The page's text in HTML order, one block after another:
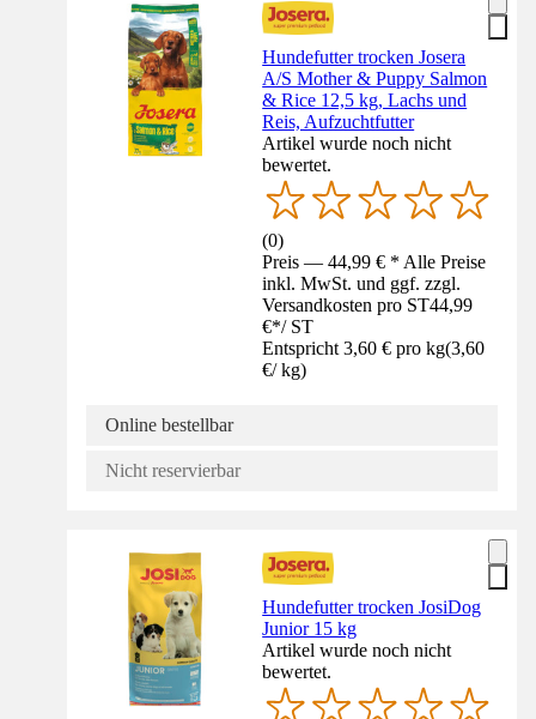
Hundefutter trocken Josera
A/S Mother & Puppy Salmon
& Rice 12,5 kg, Lachs und
Reis, Aufzuchtfutter
Artikel wurde noch nicht
bewertet.
(0)
Preis — 44,99 € * Alle Preise
inkl. MwSt. und ggf. zzgl.
Versandkosten pro ST44,99
€*/ ST
Entspricht 3,60 € pro kg(3,60
€/ kg)
Online bestellbar
Nicht reservierbar
Hundefutter trocken JosiDog
Junior 15 kg
Artikel wurde noch nicht
bewertet.